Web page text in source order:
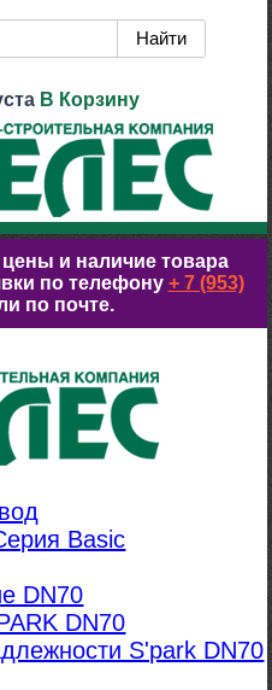
В Корзину
и наличие товара
по телефону + 7 (953)
по почте.
Basic
DN70
DN70
S'park DN70